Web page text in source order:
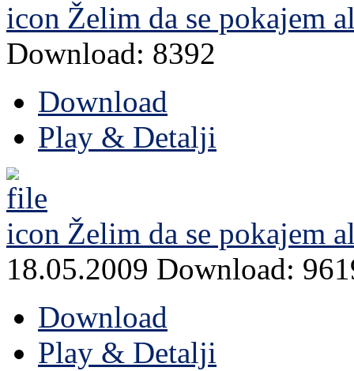
Želim da se pokajem
Download: 8392
Download
Play & Detalji
Želim da se pokajem
18.05.2009 Download:
Download
Play & Detalji